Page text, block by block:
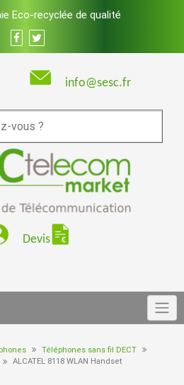
Eco-recyclée de qualité
95 info@sesc.fr
Devis
Téléphones sans fil DECT
ALCATEL 8118 WLAN Handset